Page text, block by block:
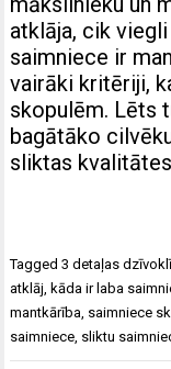
atklāja, cik
saimniece ir
vairāki kritēriji,
skopulēm. Lēts
bagātāko
sliktas
Tagged3 detaļas
atklāj ,kāda ir laba
mantkārība saimniece
saimniece sliktu